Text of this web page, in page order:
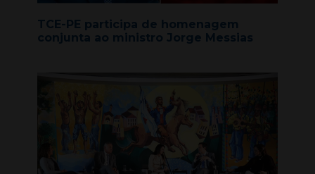
TCE-PE participa de homenagem
conjunta ao ministro Jorge Messias